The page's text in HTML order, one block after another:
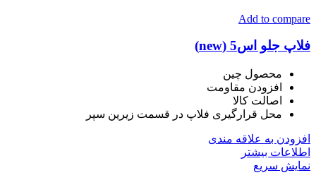
Add to compare
فلاپ جلو اس5 (new)
محصول چین
افزودن مقاومت
اصالت کالا
محل قرارگیری فلاپ در قسمت زیرین سپر
افزودن به علاقه مندی
اطلاعات بیشتر
نمایش سریع